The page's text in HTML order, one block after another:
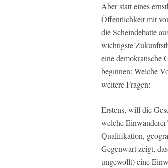
Aber statt eines
Öffentlichkeit mit
die Scheindebatte
wichtigste
eine demokratische
beginnen: Welche
weitere Fragen:
Erstens, will die
welche
Qualifikation,
Gegenwart zeigt,
ungewollt) eine